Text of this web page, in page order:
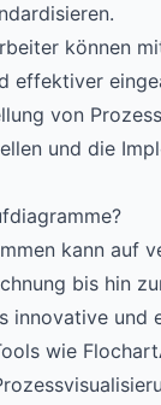
können
effektiver
von
und die
kann auf
bis hin
innovative und
wie